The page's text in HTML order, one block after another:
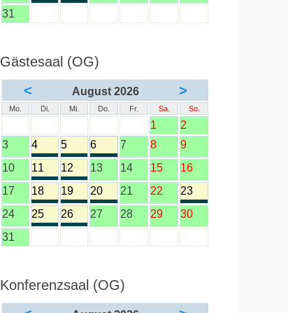
31
Gästesaal (OG)
<
August 2026 >
Mo. Di. Mi. Do. Fr. Sa. So.
1
2
3
4 5 6 7 8
9
10
11 12 13 14 15
16
17
18 19 20 21 22
23
24
25 26 27 28 29
30
31
Konferenzsaal (OG)